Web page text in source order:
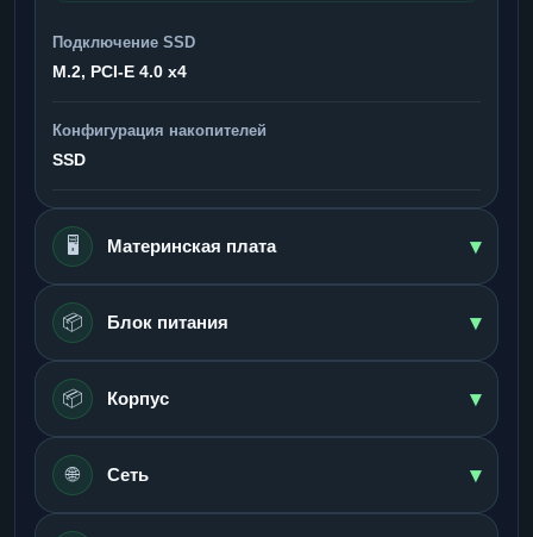
Подключение SSD
M.2, PCI-E 4.0 x4
Конфигурация накопителей
SSD
🖥️ Материнская плата ▾
📦 Блок питания ▾
📦 Корпус ▾
🌐 Сеть ▾